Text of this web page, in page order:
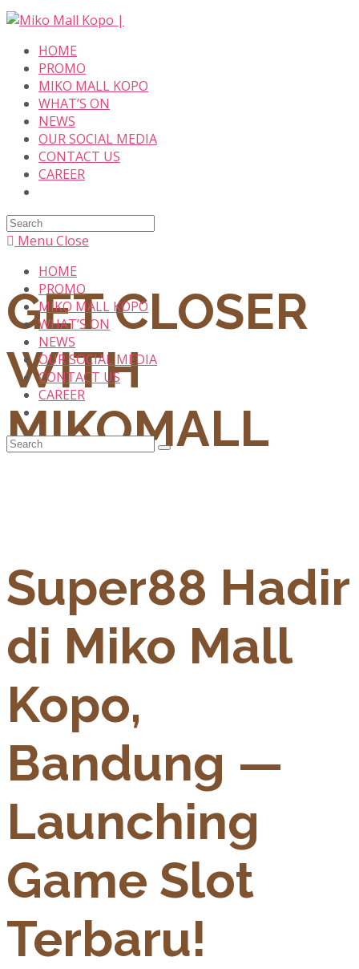
Skip
contentHOME
PROMO
MIKO MALL KOPO
WHAT’S ON
NEWS
OUR SOCIAL MEDIA
CONTACT US
CAREER
Search
thisMenu Close
HOME
PROMO
MIKO MALL KOPO
WHAT’S ON
NEWS
OUR SOCIAL MEDIA
CONTACT US
CAREER
GET CLOSER
WITH
MIKOMALL
Super88 Hadir
di Miko Mall
Kopo,
Bandung —
Launching
Game Slot
Terbaru!